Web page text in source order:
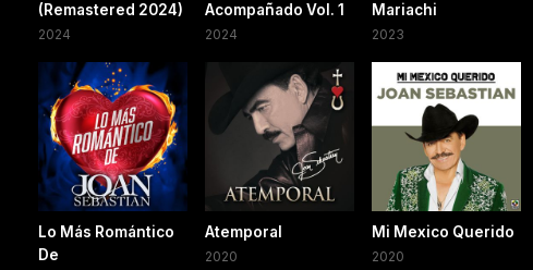
(Remastered 2024)
2024
Acompañado Vol. 1
2024
Mariachi
2023
Lo Más Romántico
De
Atemporal
2020
Mi Mexico Querido
2020